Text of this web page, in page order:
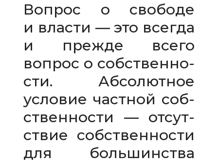
Вопрос о сво­боде
и вла­сти — это все­гда
и прежде всего
вопрос о соб­ствен­но­
сти. Абсолютное
усло­вие част­ной соб­
ствен­но­сти — отсут­
ствие соб­ствен­но­сти
для боль­шин­ства